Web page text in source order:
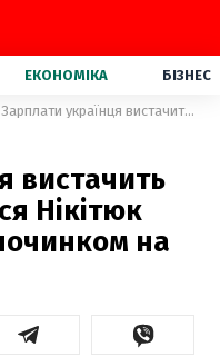
ЕКОНОМІКА БІЗНЕС
Зарплати українця вистачить на 16 хвилин, – Леся Нікітюк похизувалася відпочинком на Мальдівах
вистачить
Нікітюк
на